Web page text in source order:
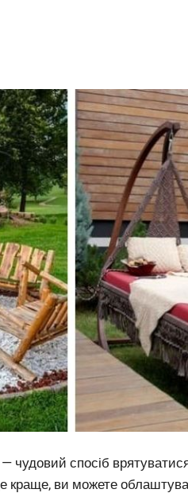
чудовий спосіб
ви можете